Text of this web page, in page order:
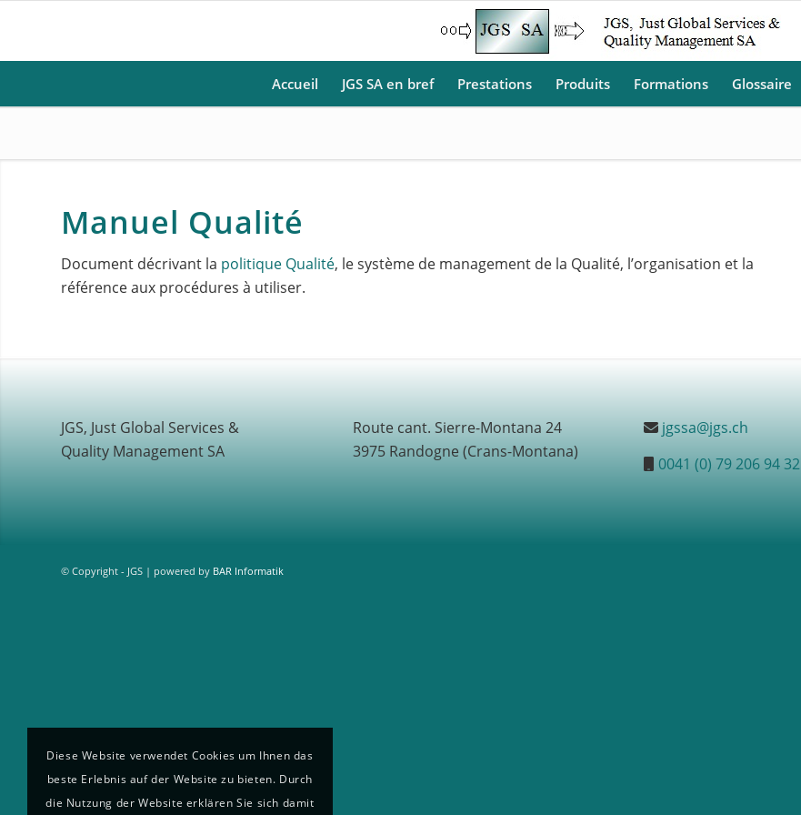
Accueil JGS SA en bref Prestations Produits Formations Glossaire
Manuel Qualité
Document décrivant la politique Qualité, le système de management de la Qualité, l’organisation et la
référence aux procédures à utiliser.
JGS, Just Global Services &
Quality Management SA
Route cant. Sierre-Montana 24
3975 Randogne (Crans-Montana)
jgssa@jgs.ch
0041 (0) 79 206 94 32
© Copyright - JGS | powered by BAR Informatik
Diese Website verwendet Cookies um Ihnen das
beste Erlebnis auf der Website zu bieten. Durch
die Nutzung der Website erklären Sie sich damit